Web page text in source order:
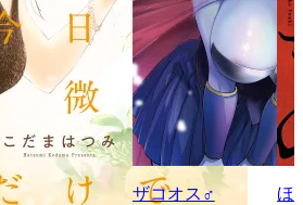
ザコオス♂ ほ